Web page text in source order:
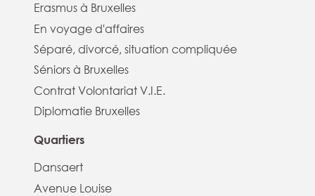
Erasmus à Bruxelles
En voyage d'affaires
Séparé, divorcé, situation compliquée
Séniors à Bruxelles
Contrat Volontariat V.I.E.
Diplomatie Bruxelles
Quartiers
Dansaert
Avenue Louise